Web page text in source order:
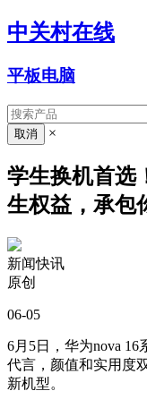
中关村在线
平板电脑
×
学生换机首选
生权益，承包
新闻快讯
原创
06-05
6月5日，华为nova
代言，颜值和实用度
新机型。